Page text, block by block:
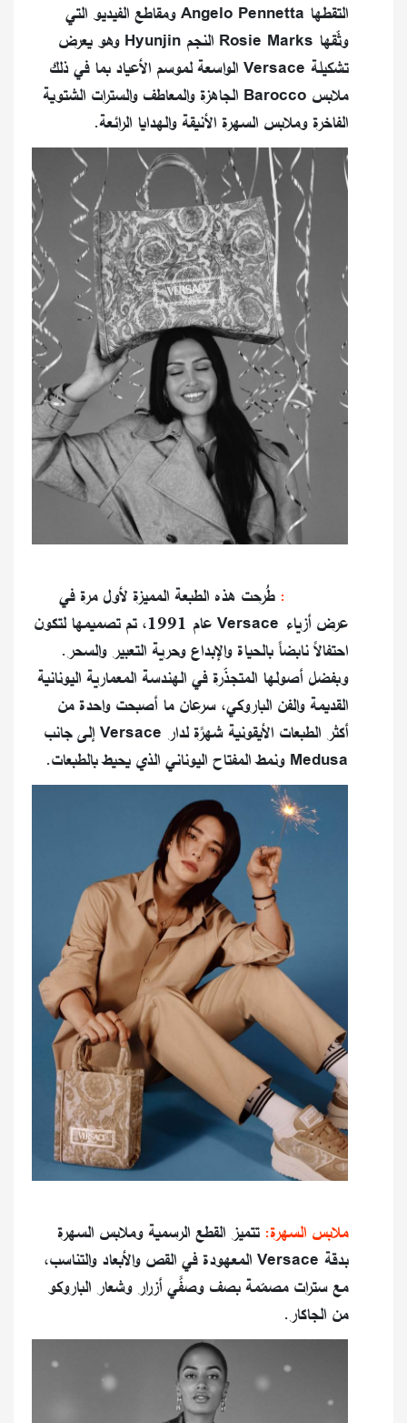
التقطها Angelo Pennetta ومقاطع الفيديو التي
وثّقها Rosie Marks النجم Hyunjin وهو يعرض
تشكيلة Versace الواسعة لموسم الأعياد بما في ذلك
ملابس Barocco الجاهزة والمعاطف والسترات الشتوية
الفاخرة وملابس السهرة الأنيقة والهدايا الرائعة.
طُرحت هذه الطبعة المميزة لأول مرة في
عرض أزياء Versace عام 1991، تم تصميمها لتكون
احتفالاً نابضاً بالحياة والإبداع وحرية التعبير والسحر.
وبفضل أصولها المتجذّرة في الهندسة المعمارية اليونانية
القديمة والفن الباروكي، سرعان ما أصبحت واحدة من
أكثر الطبعات الأيقونية شهرًة لدار Versace إلى جانب
Medusa ونمط المفتاح اليوناني الذي يحيط بالطبعات.
ملابس السهرة: تتميز القطع الرسمية وملابس السهرة
بدقة Versace المعهودة في القص والأبعاد والتناسب،
مع سترات مصمّمة بصف وصفَّي أزرار وشعار الباروكو
من الجاكار.